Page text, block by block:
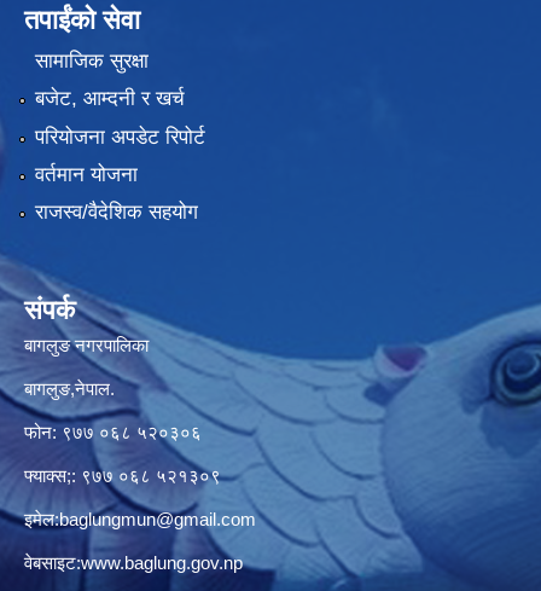
तपाईंको सेवा
सामाजिक सुरक्षा
बजेट, आम्दनी र खर्च
परियोजना अपडेट रिपोर्ट
वर्तमान योजना
राजस्व/वैदेशिक सहयोग
संपर्क
बागलुङ नगरपालिका
बागलुङ,नेपाल.
फोन: ९७७ ०६८ ५२०३०६
फ्याक्स;: ९७७ ०६८ ५२१३०९
इमेल:baglungmun@gmail.com
वेबसाइट:www.baglung.gov.np